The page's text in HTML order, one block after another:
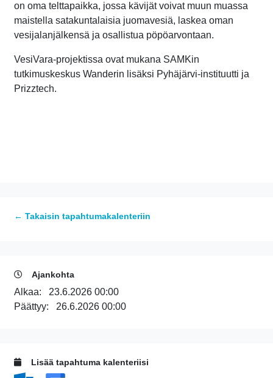
on oma telttapaikka, jossa kävijät voivat muun muassa
maistella satakuntalaisia juomavesiä, laskea oman
vesijalanjälkensä ja osallistua pöpöarvontaan.
VesiVara-projektissa ovat mukana SAMKin
tutkimuskeskus Wanderin lisäksi Pyhäjärvi-instituutti ja
Prizztech.
← Takaisin tapahtumakalenteriin
Ajankohta
Alkaa: 23.6.2026 00:00
Päättyy: 26.6.2026 00:00
Lisää tapahtuma kalenteriisi